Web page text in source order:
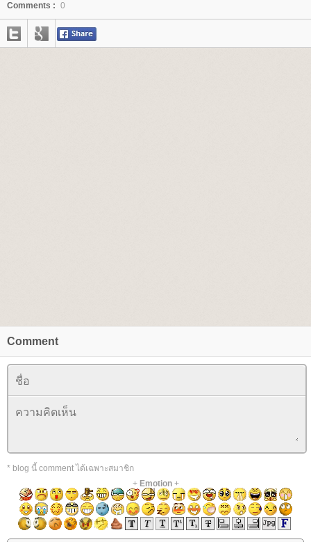
Comments : 0
Comment
* blog นี้ comment ได้เฉพาะสมาชิก
+ Emotion+